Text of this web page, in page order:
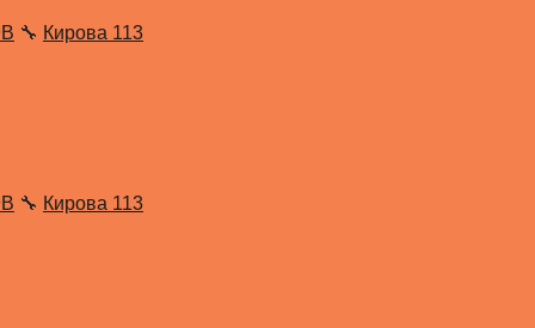
🔧 Кирова 113
🔧 Кирова 113